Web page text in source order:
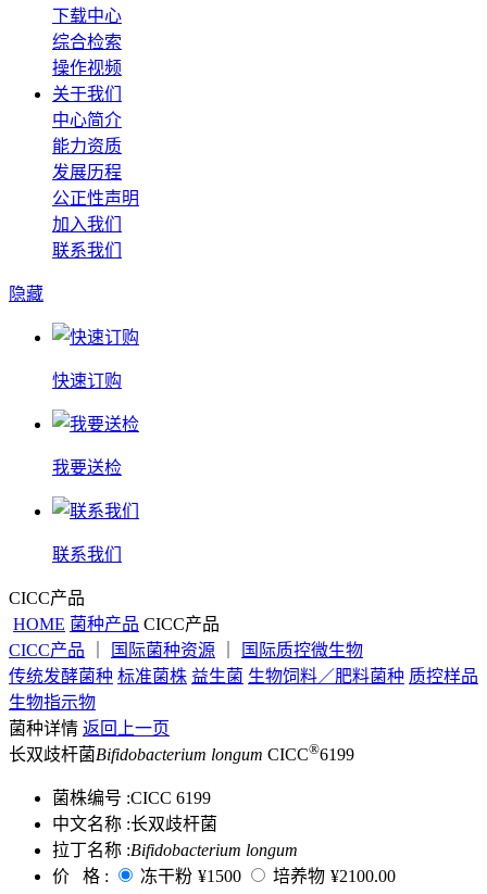
下载中心
综合检索
操作视频
关于我们
中心简介
能力资质
发展历程
公正性声明
加入我们
联系我们
隐藏
快速订购
我要送检
联系我们
CICC产品
HOME 菌种产品 CICC产品
CICC产品
国际菌种资源
国际质控微生物
传统发酵菌种 标准菌株 益生菌 生物饲料／肥料菌种 质控样品
生物指示物
菌种详情 返回上一页
长双歧杆菌Bifidobacterium longum CICC®6199
菌株编号 :CICC 6199
中文名称 :长双歧杆菌
拉丁名称 :Bifidobacterium longum
价 格 :
冻干粉 ¥1500 培养物 ¥2100.00